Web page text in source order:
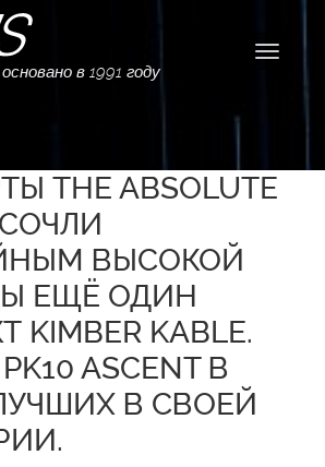
основано в 1991 году
THE ABSOLUTE
СОЧЛИ
ВЫСОКОЙ
ЕЩЁ ОДИН
KIMBER KABLE.
ASCENT В
В СВОЕЙ